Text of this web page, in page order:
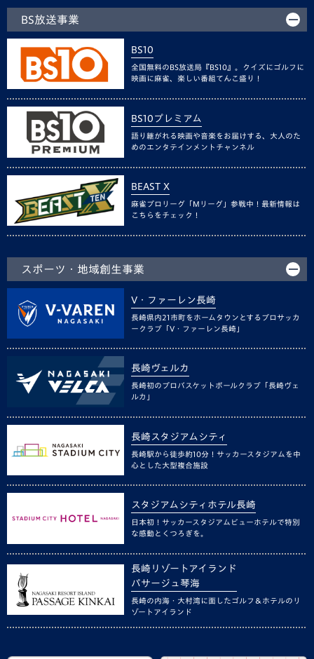
BS放送事業
BS10
全国無料のBS放送局『BS10』。クイズにゴルフに
映画に麻雀、楽しい番組てんこ盛り！
BS10プレミアム
語り継がれる映画や音楽をお届けする、大人のた
めのエンタテインメントチャンネル
BEAST X
麻雀プロリーグ「Mリーグ」参戦中！最新情報は
こちらをチェック！
スポーツ・地域創生事業
V・ファーレン長崎
長崎県内21市町をホームタウンとするプロサッカ
ークラブ「V・ファーレン長崎」
長崎ヴェルカ
長崎初のプロバスケットボールクラブ「長崎ヴェ
ルカ」
長崎スタジアムシティ
長崎駅から徒歩約10分！サッカースタジアムを中
心とした大型複合施設
スタジアムシティホテル長崎
日本初！サッカースタジアムビューホテルで特別
な感動とくつろぎを。
長崎リゾートアイランド
パサージュ琴海
長崎の内海・大村湾に面したゴルフ＆ホテルのリ
ゾートアイランド